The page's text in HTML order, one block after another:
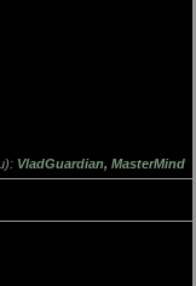
VladGuardian, MasterMind